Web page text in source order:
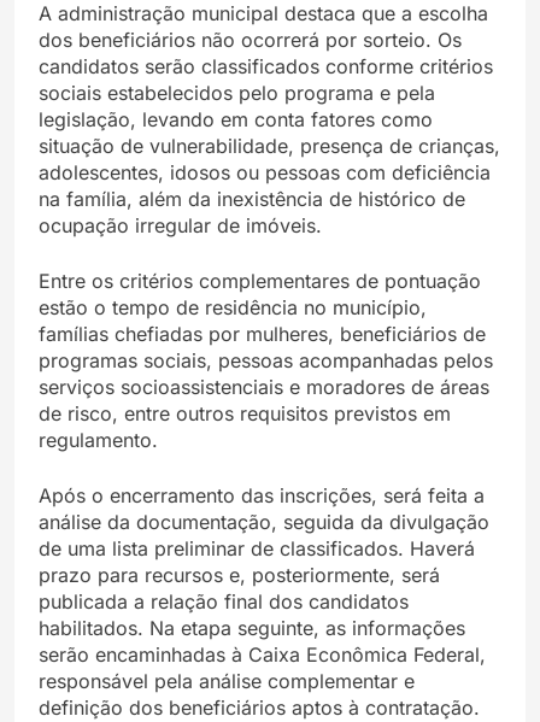
A administração municipal destaca que a escolha
dos beneficiários não ocorrerá por sorteio. Os
candidatos serão classificados conforme critérios
sociais estabelecidos pelo programa e pela
legislação, levando em conta fatores como
situação de vulnerabilidade, presença de crianças,
adolescentes, idosos ou pessoas com deficiência
na família, além da inexistência de histórico de
ocupação irregular de imóveis.
Entre os critérios complementares de pontuação
estão o tempo de residência no município,
famílias chefiadas por mulheres, beneficiários de
programas sociais, pessoas acompanhadas pelos
serviços socioassistenciais e moradores de áreas
de risco, entre outros requisitos previstos em
regulamento.
Após o encerramento das inscrições, será feita a
análise da documentação, seguida da divulgação
de uma lista preliminar de classificados. Haverá
prazo para recursos e, posteriormente, será
publicada a relação final dos candidatos
habilitados. Na etapa seguinte, as informações
serão encaminhadas à Caixa Econômica Federal,
responsável pela análise complementar e
definição dos beneficiários aptos à contratação.